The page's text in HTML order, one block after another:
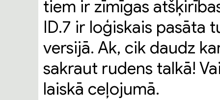
tiem ir zīmīgas
ID.7 ir loģiskais pasāta
versijā. Ak, cik daudz
sakraut rudens talkā!
laiskā ceļojumā.